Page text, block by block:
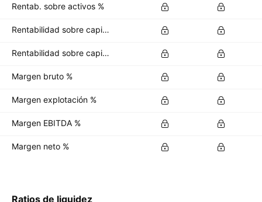
Rentab. sobre activos %
Rentabilidad sobre capital %
Rentabilidad sobre capital invertido %
Margen bruto %
Margen explotación %
Margen EBITDA %
Margen neto %
Ratios de liquidez